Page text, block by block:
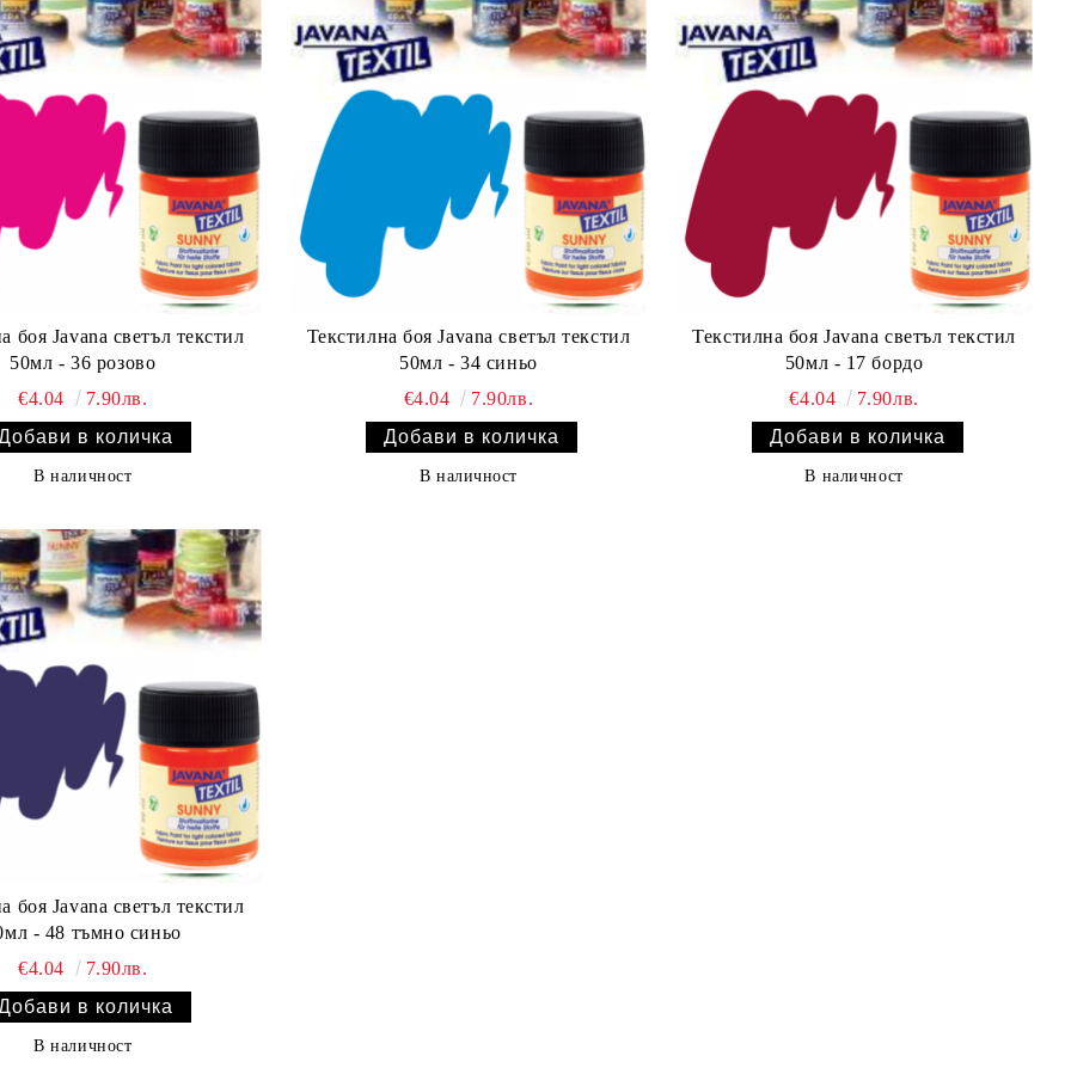
боя Javana светъл текстил
50мл - 36 розово
€4.04
7.90лв.
В наличност
Текстилна боя Javana светъл текстил
50мл - 34 синьо
€4.04
7.90лв.
В наличност
Текстилна боя Javana светъл текстил
50мл - 17 бордо
€4.04
7.90лв.
В наличност
боя Javana светъл текстил
- 48 тъмно синьо
€4.04
7.90лв.
В наличност